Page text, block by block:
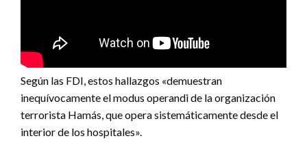
Según las FDI, estos hallazgos «demuestran
inequívocamente el modus operandi de la organización
terrorista Hamás, que opera sistemáticamente desde el
interior de los hospitales».